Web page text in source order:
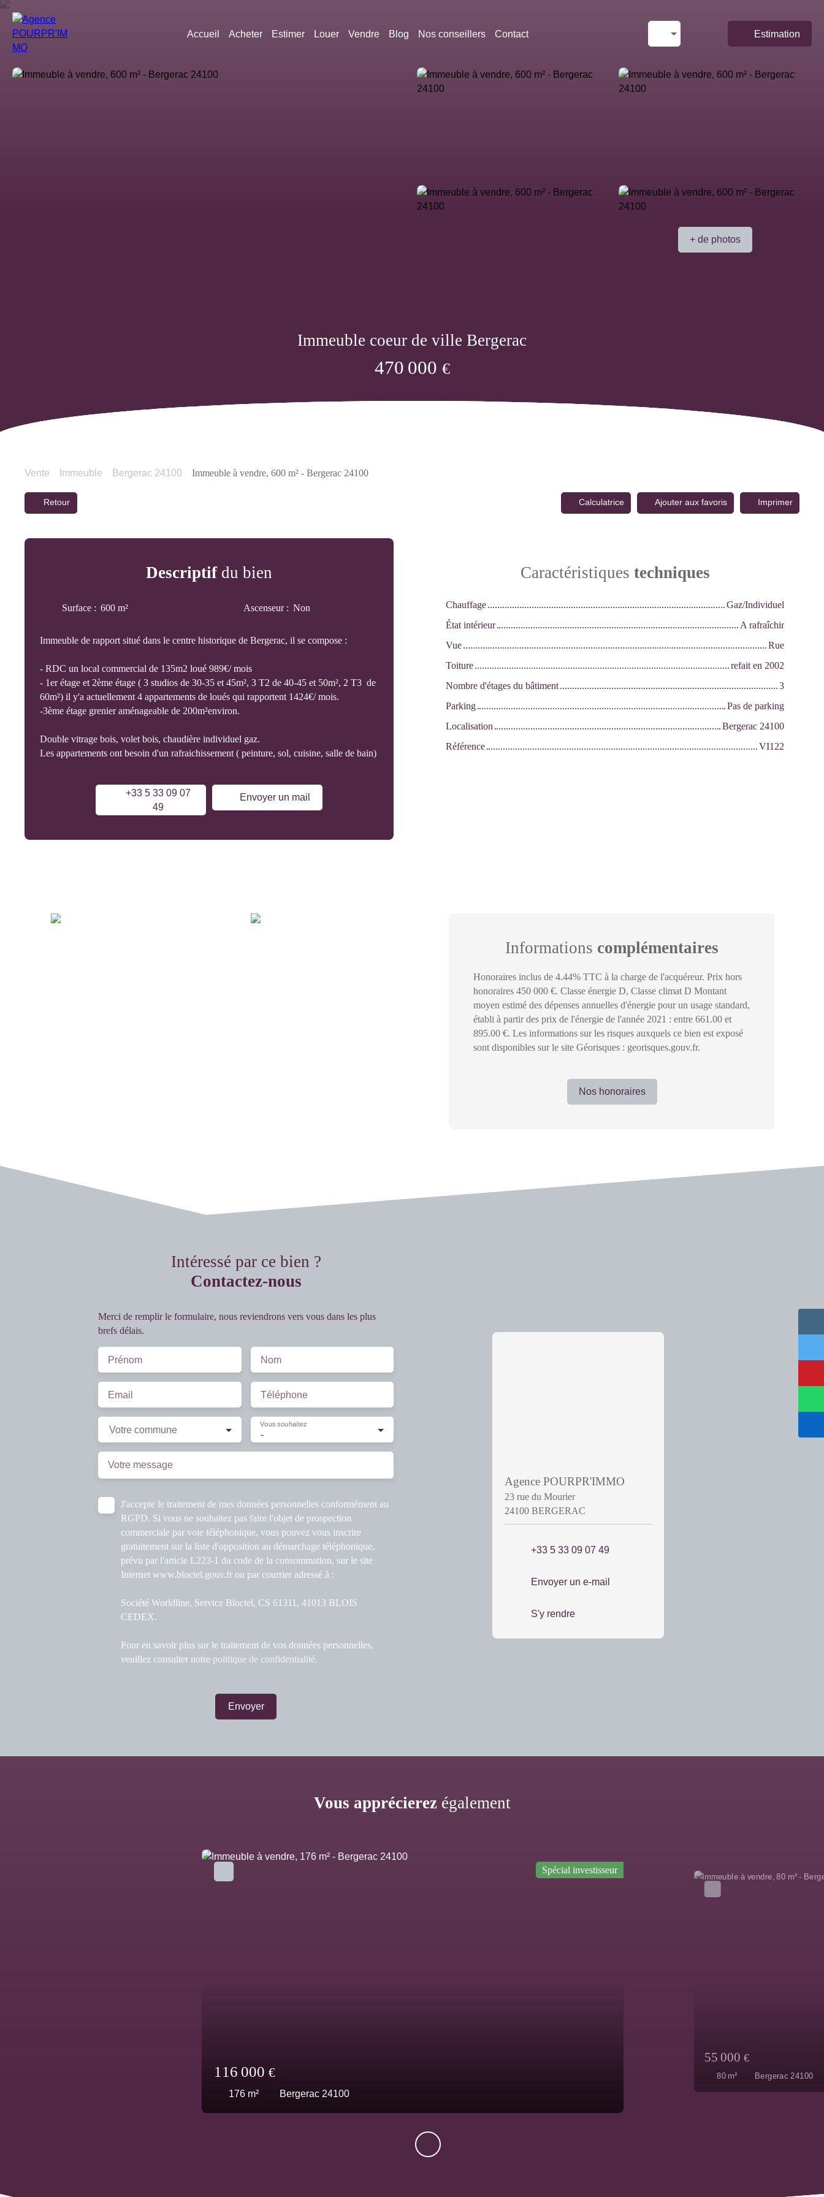
Accueil Acheter Estimer Louer Vendre Blog Nos conseillers Contact Estimation
+ de photos
Immeuble coeur de ville Bergerac
470 000 €
Vente Immeuble Bergerac 24100 Immeuble à vendre, 600 m² - Bergerac 24100
Retour Calculatrice Ajouter aux favoris Imprimer
Descriptifdu bien
Surface : 600 m² Ascenseur: Non
Immeuble de rapport situé dans le centre historique de Bergerac, il se compose :
- RDC un local commercial de 135m2 loué 989€/ mois
- 1er étage et 2ème étage ( 3 studios de 30-35 et 45m², 3 T2 de 40-45 et 50m², 2 T3 de
60m²) il y'a actuellement 4 appartements de loués qui rapportent 1424€/ mois.
-3ème étage grenier aménageable de 200m²environ.
Double vitrage bois, volet bois, chaudière individuel gaz.
Les appartements ont besoin d'un rafraichissement ( peinture, sol, cuisine, salle de bain)
+33 5 33 09 07
49
Envoyer un mail
Caractéristiques techniques
Chauffage
Gaz/Individuel
État intérieur
A rafraîchir
Vue
Rue
Toiture
refait en 2002
Nombre d'étages du bâtiment
3
Parking
Pas de parking
Localisation
Bergerac 24100
Référence
VI122
Informations complémentaires
Honoraires inclus de 4.44% TTC à la charge de l'acquéreur. Prix hors
honoraires 450 000 €. Classe énergie D, Classe climat D Montant
moyen estimé des dépenses annuelles d'énergie pour un usage standard,
établi à partir des prix de l'énergie de l'année 2021 : entre 661.00 et
895.00 €. Les informations sur les risques auxquels ce bien est exposé
sont disponibles sur le site Géorisques : georisques.gouv.fr.
Nos honoraires
Intéressé par ce bien ?
Contactez-nous
Merci de remplir le formulaire, nous reviendrons vers vous dans les plus
brefs délais.
Prénom Nom
Email Téléphone
Votre commune -
Vous souhaitez
Votre message
J'accepte le traitement de mes données personnelles conformément au
RGPD. Si vous ne souhaitez pas faire l'objet de prospection
commerciale par voie téléphonique, vous pouvez vous inscrire
gratuitement sur la liste d'opposition au démarchage téléphonique,
prévu par l'article L223-1 du code de la consommation, sur le site
Internet www.bloctel.gouv.fr ou par courrier adressé à :
Société Worldline, Service Bloctel, CS 61311, 41013 BLOIS
CEDEX.
Pour en savoir plus sur le traitement de vos données personnelles,
veuillez consulter notre politique de confidentialité.
Envoyer
Agence POURPR'IMMO
23 rue du Mourier
24100 BERGERAC
+33 5 33 09 07 49
Envoyer un e-mail
S'y rendre
Vous apprécierezégalement
55 000
80m² Bergerac 24100
572 000
325 m² Bergerac